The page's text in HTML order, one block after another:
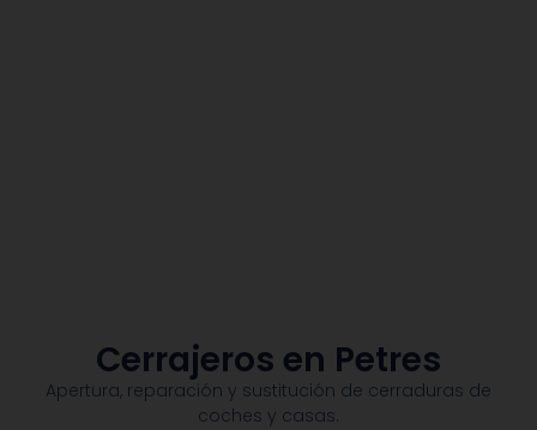
Cerrajeros en Petres
Apertura, reparación y sustitución de cerraduras de
coches y casas.​